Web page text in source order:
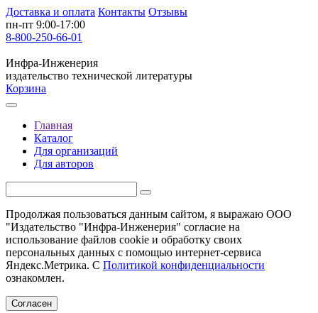
Доставка и оплата Контакты Отзывы
пн-пт 9:00-17:00
8-800-250-66-01
Инфра-Инженерия
издательство технической литературы
Корзина
Главная
Каталог
Для организаций
Для авторов
Продолжая пользоваться данным сайтом, я выражаю ООО
"Издательство "Инфра-Инженерия" согласие на
использование файлов cookie и обработку своих
персональных данных с помощью интернет-сервиса
Яндекс.Метрика. С Политикой конфиденциальности
ознакомлен.
Согласен